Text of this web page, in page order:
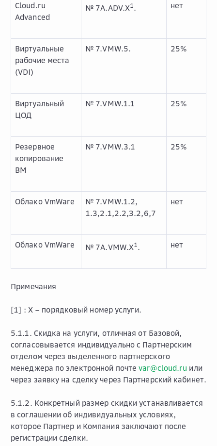
Cloud.ru
Advanced
№ 7А.ADV.X1. нет
Виртуальные
рабочие места
(VDI)
№ 7.VMW.5. 25%
Виртуальный
ЦОД
№ 7.VMW.1.1 25%
Резервное
копирование
ВМ
№ 7.VMW.3.1 25%
Облако VmWare
№ 7.VMW.1.2,
1.3,2.1,2.2,3.2,6,7
нет
Облако VmWare № 7А.VMW.Х1. нет
Примечания
[1] : Х – порядковый номер услуги.
5.1.1. Скидка на услуги, отличная от Базовой,
согласовывается индивидуально с Партнерским
отделом через выделенного партнерского
менеджера по электронной почтеvar@cloud.ru или
через заявку на сделку через Партнерский кабинет.
5.1.2. Конкретный размер скидки устанавливается
в соглашении об индивидуальных условиях,
которое Партнер и Компания заключают после
регистрации сделки.